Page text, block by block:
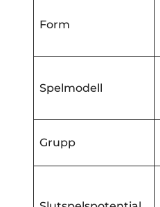
Form
Spelmodell
Grupp